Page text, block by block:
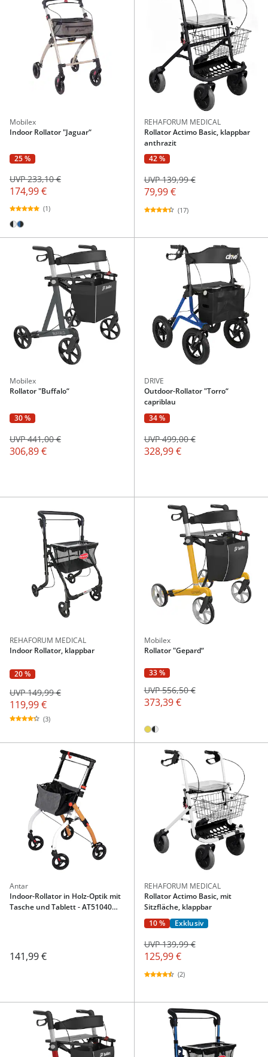
Mobilex
Indoor Rollator "Jaguar“
25 %
174,99 €
UVP 233,10 €
(1)
REHAFORUM MEDICAL
Rollator Actimo Basic, klappbar
anthrazit
42 %
79,99 €
UVP 139,99 €
(17)
Mobilex
Rollator "Buffalo“
30 %
306,89 €
UVP 441,00 €
DRIVE
Outdoor-Rollator "Torro“
capriblau
34 %
328,99 €
UVP 499,00 €
REHAFORUM MEDICAL
Indoor Rollator, klappbar
20 %
119,99 €
UVP 149,99 €
(3)
Mobilex
Rollator "Gepard“
33 %
373,39 €
UVP 556,50 €
Antar
Indoor-Rollator in Holz-Optik mit
Tasche und Tablett - AT51040
141,99 €
REHAFORUM MEDICAL
Rollator Actimo Basic, mit
Sitzfläche, klappbar
10 %
Exklusiv
125,99 €
UVP 139,99 €
(2)